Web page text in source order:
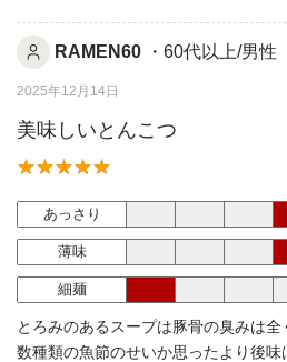
RAMEN60 ・60代以上/男性
2025年12月14日
美味しいとんこつ
あっさり
薄味
細麺
とろみのあるスープは豚骨の臭みは全
数種類の魚節のせいか思ったより後味